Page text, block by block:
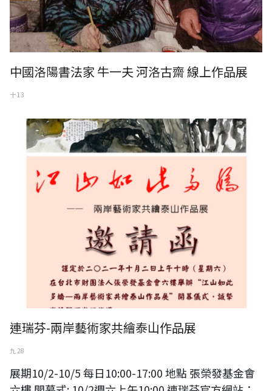
中國洛陽書法家 牛一夫 河洛古齋 線上作品展
十 13
連瑞芬-兩岸藝術家共繪泰山作品展
九 28
展期10/2-10/5 每日10:00-17:00 地點 張榮發基金會